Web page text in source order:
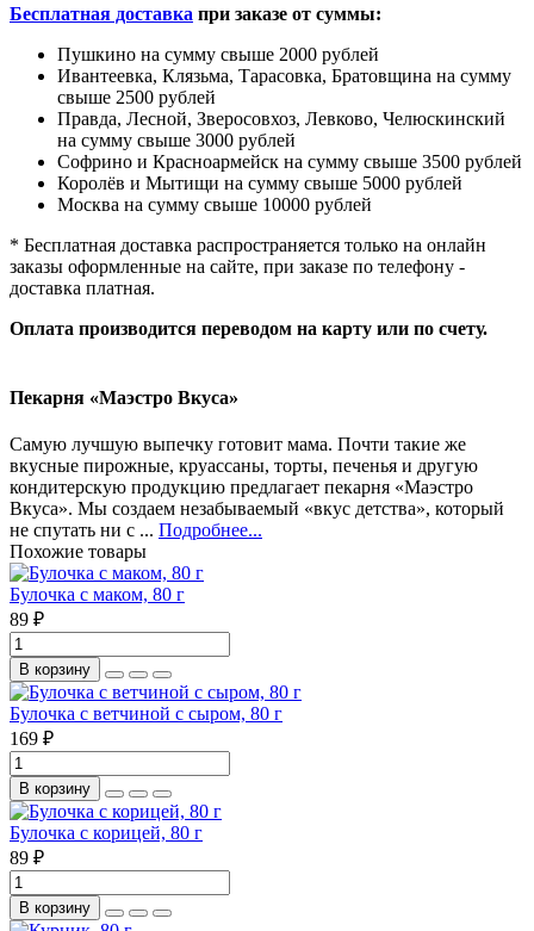
Бесплатная доставка при заказе от суммы:
Пушкино на сумму свыше 2000 рублей
Ивантеевка, Клязьма, Тарасовка, Братовщина на сумму
свыше 2500 рублей
Правда, Лесной, Зверосовхоз, Левково, Челюскинский
на сумму свыше 3000 рублей
Софрино и Красноармейск на сумму свыше 3500 рублей
Королёв и Мытищи на сумму свыше 5000 рублей
Москва на сумму свыше 10000 рублей
* Бесплатная доставка распространяется только на онлайн
заказы оформленные на сайте, при заказе по телефону -
доставка платная.
Оплата производится переводом на карту или по счету.
Пекарня «Маэстро Вкуса»
Самую лучшую выпечку готовит мама. Почти такие же
вкусные пирожные, круассаны, торты, печенья и другую
кондитерскую продукцию предлагает пекарня «Маэстро
Вкуса». Мы создаем незабываемый «вкус детства», который
не спутать ни с ... Подробнее...
Похожие товары
Булочка с маком, 80 г
89 ₽
В корзину
Булочка с ветчиной с сыром, 80 г
169 ₽
В корзину
Булочка с корицей, 80 г
89 ₽
В корзину